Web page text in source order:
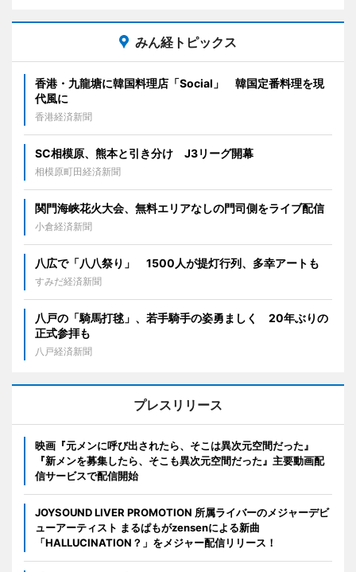
みん経トピックス
香港・九龍塘に韓国料理店「Social」 韓国定番料理を現
代風に
香港経済新聞
SC相模原、熊本と引き分け J3リーグ開幕
相模原町田経済新聞
関門海峡花火大会、無料エリアなしの門司側をライブ配信
小倉経済新聞
八広で「八八祭り」 1500人が提灯行列、多幸アートも
すみだ経済新聞
八戸の「騎馬打毬」、若手騎手の姿勇ましく 20年ぶりの
正式参拝も
八戸経済新聞
プレスリリース
映画『元メンに呼び出されたら、そこは異次元空間だった』
『新メンを募集したら、そこも異次元空間だった』主要動画配
信サービスで配信開始
JOYSOUND LIVER PROMOTION 所属ライバーのメジャーデビ
ューアーティスト まるぱもがzensenによる新曲
「HALLUCINATION？」をメジャー配信リリース！